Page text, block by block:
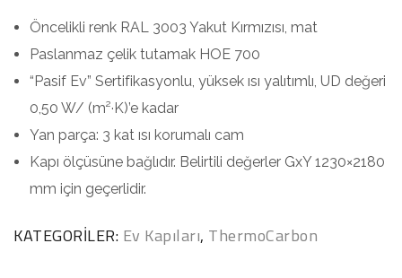
Öncelikli renk RAL 3003 Yakut Kırmızısı, mat
Paslanmaz çelik tutamak HOE 700
“Pasif Ev” Sertifikasyonlu, yüksek ısı yalıtımlı, UD değeri
0,50 W/ (m²·K)’e kadar
Yan parça: 3 kat ısı korumalı cam
Kapı ölçüsüne bağlıdır. Belirtili değerler GxY 1230×2180
mm için geçerlidir.
KATEGORILER: Ev Kapıları, ThermoCarbon